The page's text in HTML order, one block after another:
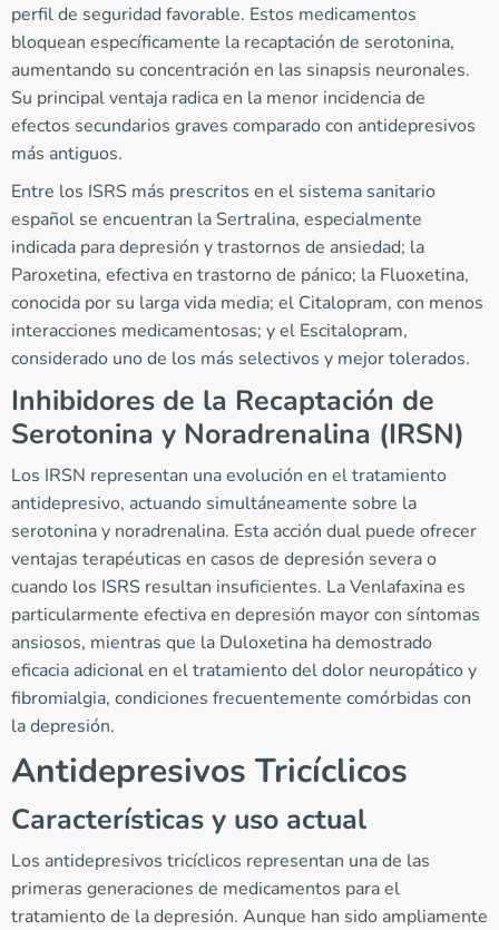
perfil de seguridad favorable. Estos medicamentos
bloquean específicamente la recaptación de serotonina,
aumentando su concentración en las sinapsis neuronales.
Su principal ventaja radica en la menor incidencia de
efectos secundarios graves comparado con antidepresivos
más antiguos.
Entre los ISRS más prescritos en el sistema sanitario
español se encuentran la Sertralina, especialmente
indicada para depresión y trastornos de ansiedad; la
Paroxetina, efectiva en trastorno de pánico; la Fluoxetina,
conocida por su larga vida media; el Citalopram, con menos
interacciones medicamentosas; y el Escitalopram,
considerado uno de los más selectivos y mejor tolerados.
Inhibidores de la Recaptación de
Serotonina y Noradrenalina (IRSN)
Los IRSN representan una evolución en el tratamiento
antidepresivo, actuando simultáneamente sobre la
serotonina y noradrenalina. Esta acción dual puede ofrecer
ventajas terapéuticas en casos de depresión severa o
cuando los ISRS resultan insuficientes. La Venlafaxina es
particularmente efectiva en depresión mayor con síntomas
ansiosos, mientras que la Duloxetina ha demostrado
eficacia adicional en el tratamiento del dolor neuropático y
fibromialgia, condiciones frecuentemente comórbidas con
la depresión.
Antidepresivos Tricíclicos
Características y uso actual
Los antidepresivos tricíclicos representan una de las
primeras generaciones de medicamentos para el
tratamiento de la depresión. Aunque han sido ampliamente